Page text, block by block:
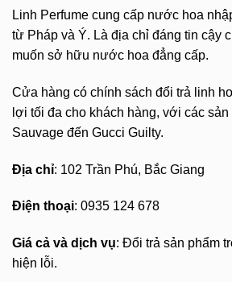
Linh Perfume cung cấp nước hoa
từ Pháp và Ý. Là địa chỉ đáng tin cậy
muốn sở hữu nước hoa đẳng cấp.
Cửa hàng có chính sách đổi trả linh
lợi tối đa cho khách hàng, với các
Sauvage đến Gucci Guilty.
Địa chỉ: 102 Trần Phú, Bắc Giang
Điện thoại: 0935 124 678
Giá cả và dịch vụ: Đổi trả sản phẩm
hiện lỗi.